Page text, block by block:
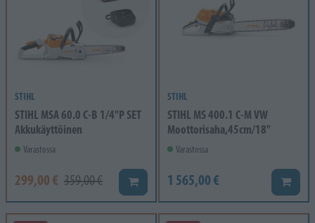
STIHL
STIHL MSA 60.0 C-B 1/4"P SET
Akkukäyttöinen
Varastossa
299,00 € 359,00 € Lisää koriin
STIHL
STIHL MS 400.1 C-M VW
Moottorisaha,45cm/18"
Varastossa
1 565,00 € Lisää